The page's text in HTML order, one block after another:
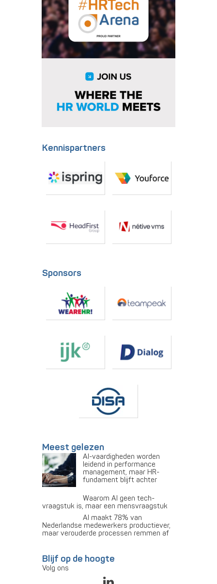
Kennispartners
Sponsors
Meest gelezen
AI-vaardigheden worden
leidend in performance
management, maar HR-
fundament blijft achter
Waarom AI geen tech-
vraagstuk is, maar een mensvraagstuk
AI maakt 78% van
Nederlandse medewerkers productiever,
maar verouderde processen remmen af
Blijf op de hoogte
Volg ons